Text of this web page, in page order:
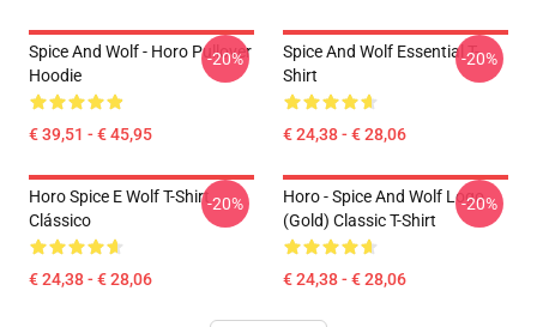
Spice And Wolf - Horo Pullover
Hoodie
€ 39,51 - € 45,95
-20%
Spice And Wolf Essential T-
Shirt
€ 24,38 - € 28,06
-20%
Horo Spice E Wolf T-Shirt
Clássico
€ 24,38 - € 28,06
-20%
Horo - Spice And Wolf Logo
(Gold) Classic T-Shirt
€ 24,38 - € 28,06
-20%